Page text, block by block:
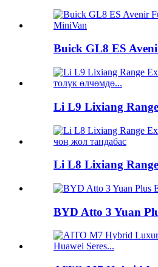
Buick GL8 ES
Li L9 Lixiang
Li L8 Lixiang
BYD Atto 3 Yuan